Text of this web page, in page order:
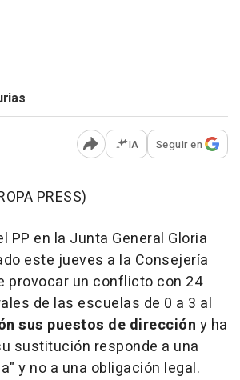
Abrir opciones para
IA Seguir en
PRESS)
PP en la Junta General Gloria
este jueves a la Consejería
provocar un conflicto con 24
de las escuelas de 0 a 3 al
sus puestos de dirección y ha
sustitución responde a una
y no a una obligación legal.